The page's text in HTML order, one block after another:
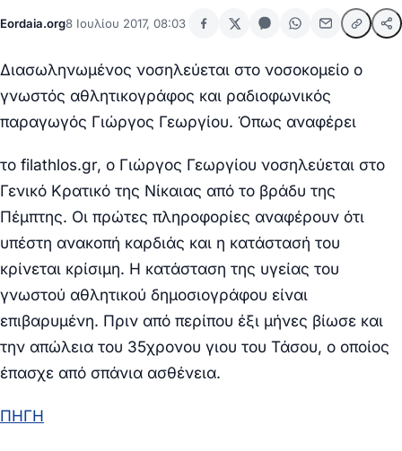
Eordaia.org8 Ιουλίου 2017, 08:03
Διασωληνωμένος νοσηλεύεται στο νοσοκομείο ο
γνωστός αθλητικογράφος και ραδιοφωνικός
παραγωγός Γιώργος Γεωργίου. Όπως αναφέρει
το filathlos.gr, ο Γιώργος Γεωργίου νοσηλεύεται στο
Γενικό Κρατικό της Νίκαιας από το βράδυ της
Πέμπτης. Οι πρώτες πληροφορίες αναφέρουν ότι
υπέστη ανακοπή καρδιάς και η κατάστασή του
κρίνεται κρίσιμη. Η κατάσταση της υγείας του
γνωστού αθλητικού δημοσιογράφου είναι
επιβαρυμένη. Πριν από περίπου έξι μήνες βίωσε και
την απώλεια του 35χρονου γιου του Τάσου, ο οποίος
έπασχε από σπάνια ασθένεια.
ΠΗΓΗ